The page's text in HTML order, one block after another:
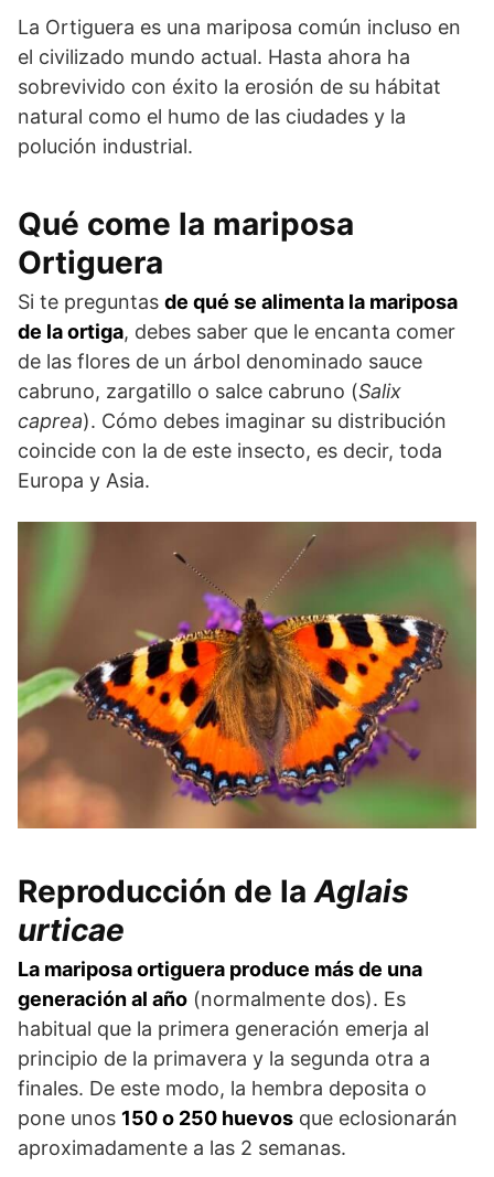
La Ortiguera es una mariposa común incluso en
el civilizado mundo actual. Hasta ahora ha
sobrevivido con éxito la erosión de su hábitat
natural como el humo de las ciudades y la
polución industrial.
Qué come la mariposa
Ortiguera
Si te preguntas de qué se alimenta la mariposa
de la ortiga, debes saber que le encanta comer
de las flores de un árbol denominado sauce
cabruno, zargatillo o salce cabruno (Salix
caprea). Cómo debes imaginar su distribución
coincide con la de este insecto, es decir, toda
Europa y Asia.
Reproducción de la Aglais
urticae
La mariposa ortiguera produce más de una
generación al año (normalmente dos). Es
habitual que la primera generación emerja al
principio de la primavera y la segunda otra a
finales. De este modo, la hembra deposita o
pone unos 150 o 250 huevos que eclosionarán
aproximadamente a las 2 semanas.